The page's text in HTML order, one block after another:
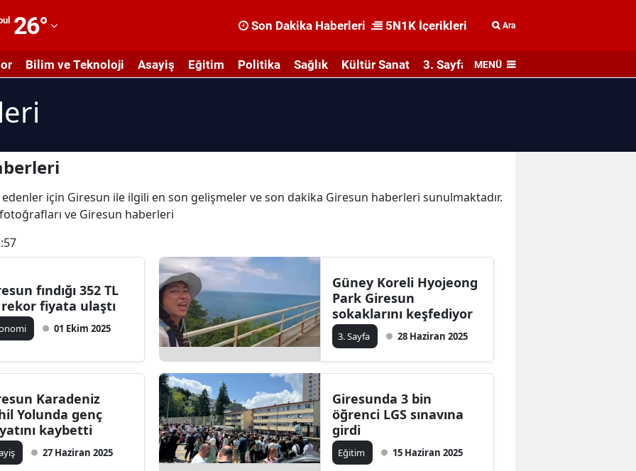
26° Son Dakika Haberleri 5N1K İçerikleri Ara
Bilim ve Teknoloji Asayiş Eğitim Politika Sağlık Kültür Sanat 3. Sayfa MENÜ
için Giresun ile ilgili en son gelişmeler ve son dakika Giresun haberleri sunulmaktadır.
ve Giresun haberleri
fındığı 352 TL
fiyata ulaştı
01 Ekim 2025
Güney Koreli Hyojeong
Park Giresun
sokaklarını keşfediyor
3. Sayfa 28 Haziran 2025
Karadeniz
Yolunda genç
kaybetti
27 Haziran 2025
Giresunda 3 bin
öğrenci LGS sınavına
girdi
Eğitim 15 Haziran 2025